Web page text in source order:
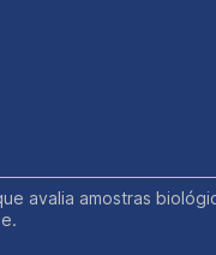
avalia amostras